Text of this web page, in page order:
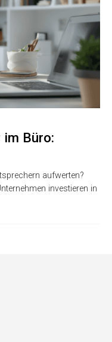
Büro:
aufwerten?
investieren in